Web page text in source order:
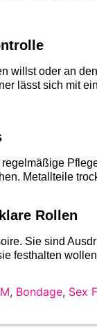
willst oder an
lässt sich mit
Metallteile
Rollen
Sie sind
festhalten
, Bondage, Sex